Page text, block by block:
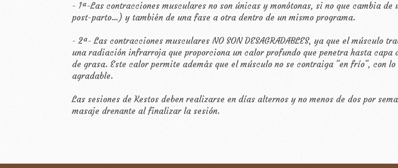
- 1ª-Las contracciones musculares no son únicas y monótonas, si no que cambia
post-parto…) y también de una fase a otra dentro de un mismo programa.
- 2ª- Las contracciones musculares NO SON DESAGRADABLES, ya que el músculo
una radiación infrarroja que proporciona un calor profundo que penetra hasta
de grasa. Este calor permite además que el músculo no se contraiga "en frío", con
agradable.
Las sesiones de Kestos deben realizarse en días alternos y no menos de dos por
masaje drenante al finalizar la sesión.